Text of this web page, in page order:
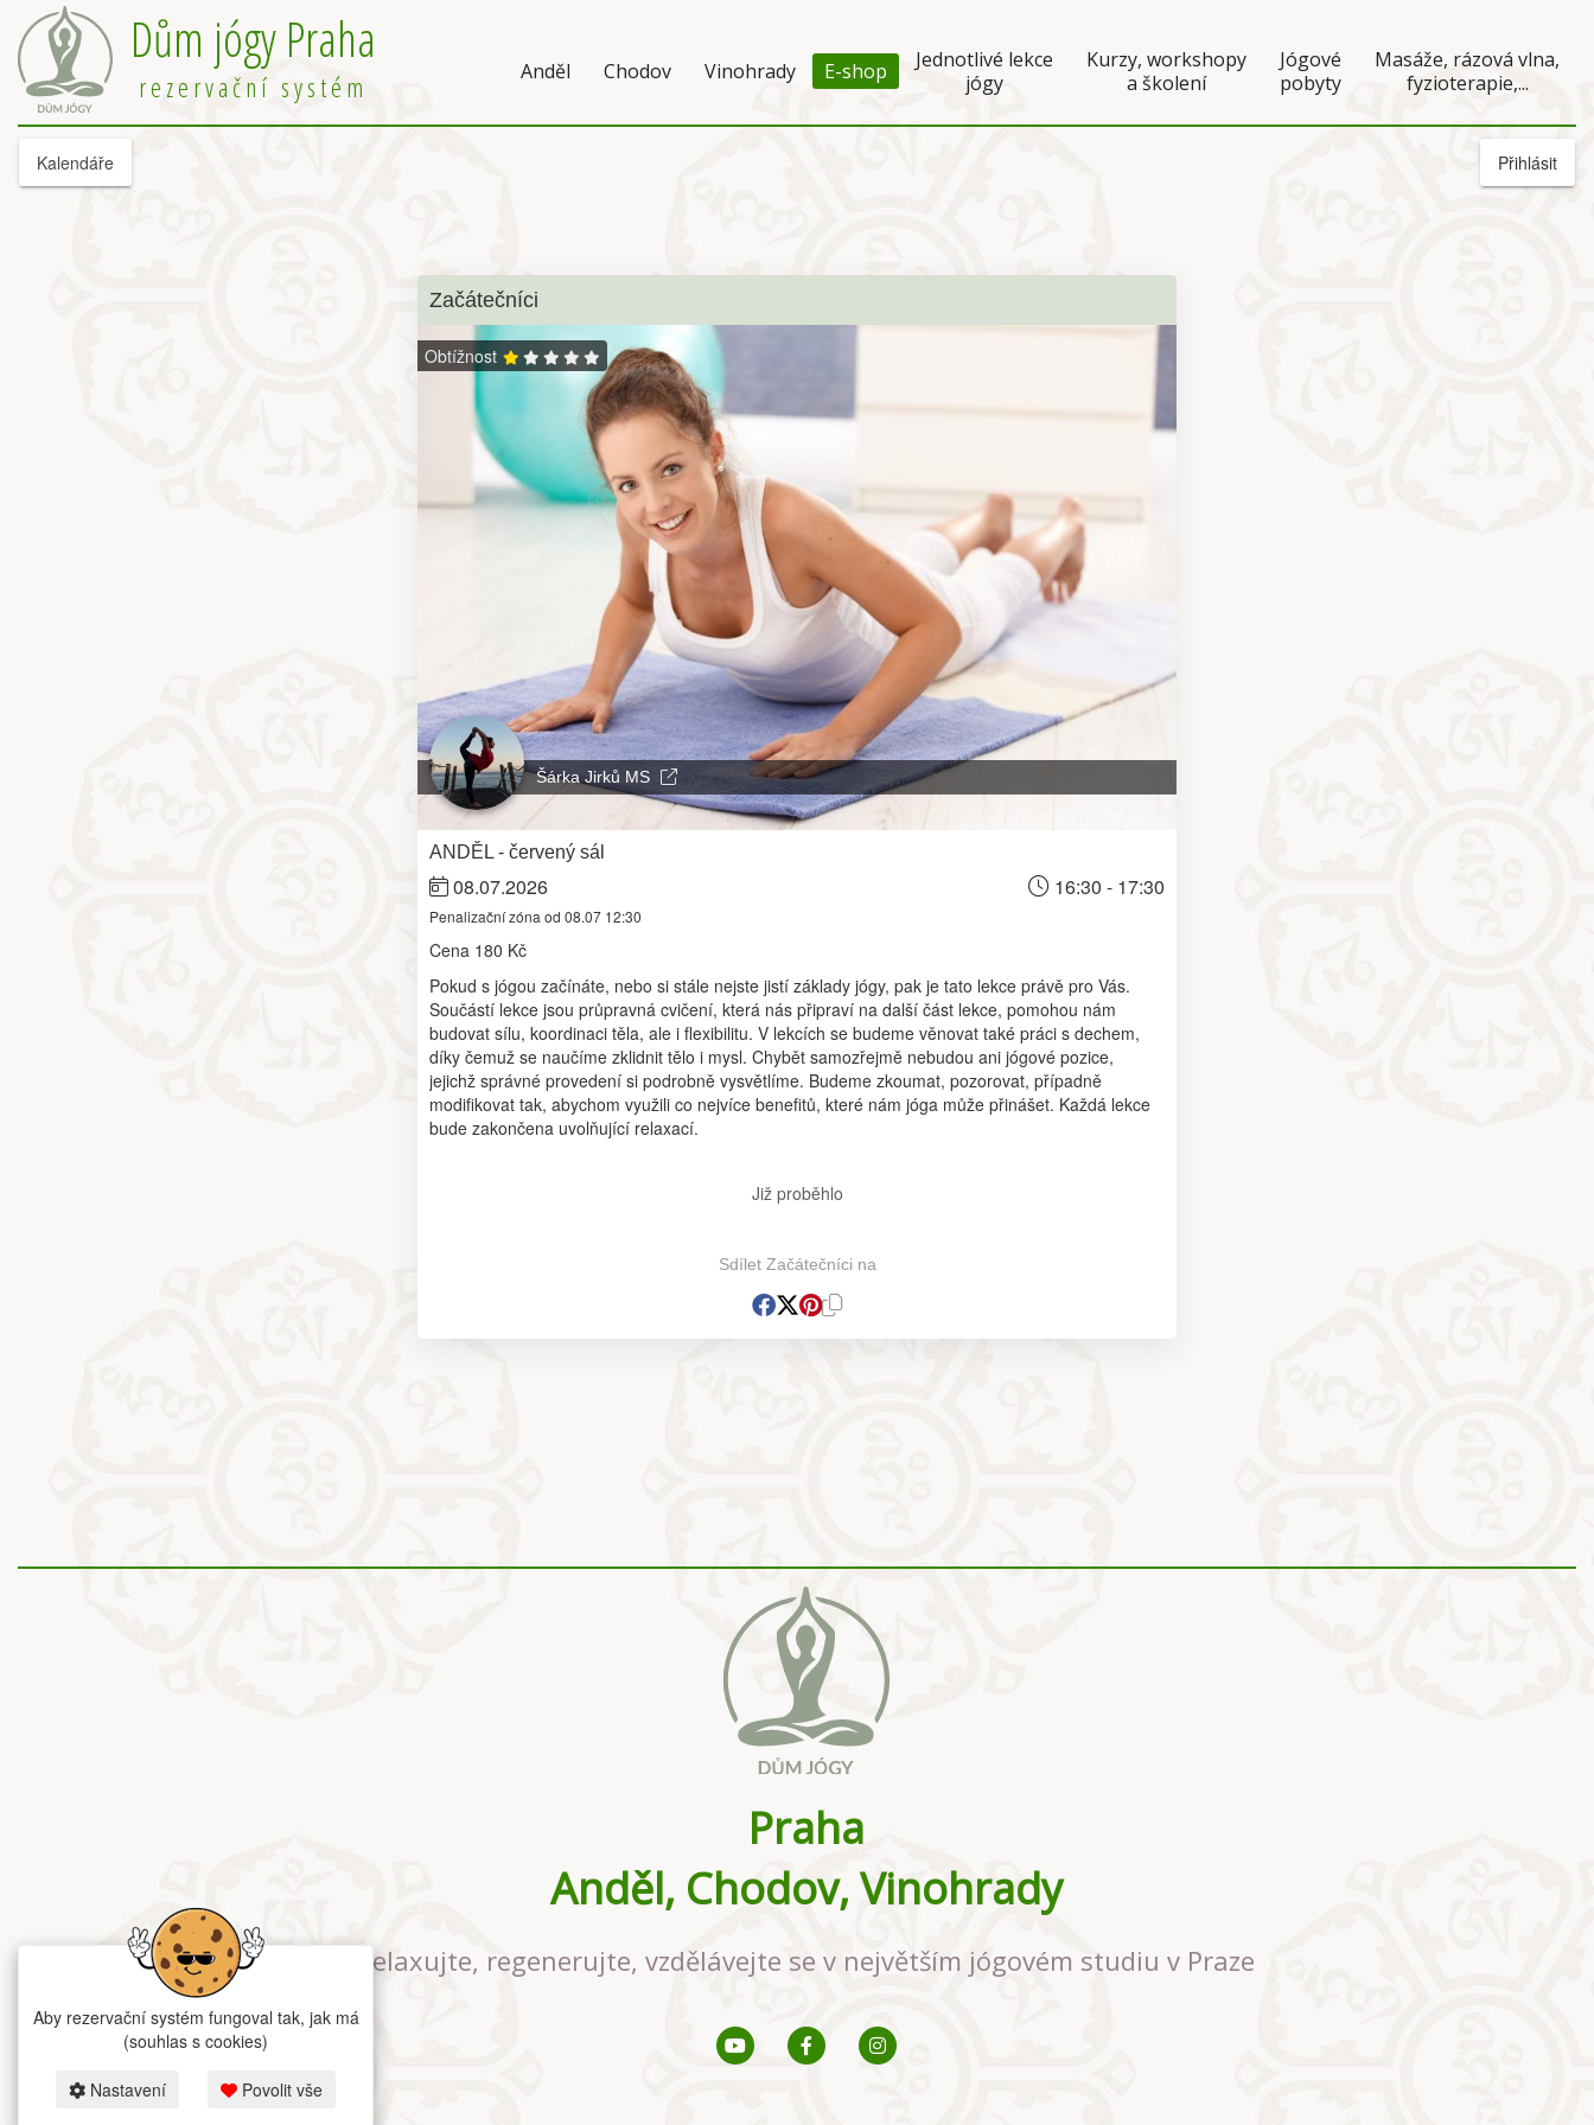
Dům jógy Praha
rezervační systém Anděl Chodov Vinohrady E-shop
Jednotlivé lekce
jógy
Kurzy, workshopy
a školení
Jógové
pobyty
Masáže, rázová vlna,
fyzioterapie,...
Kalendáře Přihlásit
Začátečníci
Obtížnost
Šárka Jirků MS
ANDĚL - červený sál
08.07.2026 16:30 - 17:30
Penalizační zóna od 08.07 12:30
Cena 180 Kč
Pokud s jógou začínáte, nebo si stále nejste jistí základy jógy, pak je tato lekce právě pro Vás.
Součástí lekce jsou průpravná cvičení, která nás připraví na další část lekce, pomohou nám
budovat sílu, koordinaci těla, ale i flexibilitu. V lekcích se budeme věnovat také práci s dechem,
díky čemuž se naučíme zklidnit tělo i mysl. Chybět samozřejmě nebudou ani jógové pozice,
jejichž správné provedení si podrobně vysvětlíme. Budeme zkoumat, pozorovat, případně
modifikovat tak, abychom využili co nejvíce benefitů, které nám jóga může přinášet. Každá lekce
bude zakončena uvolňující relaxací.
Již proběhlo
Sdílet Začátečníci na
Praha
Anděl, Chodov, Vinohrady
Relaxujte, regenerujte, vzdělávejte se v největším jógovém studiu v Praze
Aby rezervační systém fungoval tak, jak má
(souhlas s cookies)
Nastavení Povolit vše